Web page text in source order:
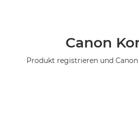
Canon
Produkt registrieren und